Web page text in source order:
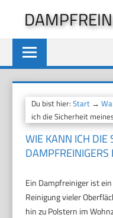
springen
Du bist hier:Start →
ich die Sicherheit
WIE KANN ICH DIE
DAMPFREINIGERS
Ein Dampfreiniger ist
Reinigung vieler
hin zu Polstern im